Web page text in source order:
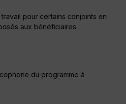
pour certains conjoints en
aux bénéficiaires
du programme à